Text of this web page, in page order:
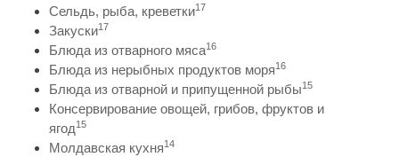
Сельдь, рыба, креветки17
Закуски17
Блюда из отварного мяса16
Блюда из нерыбных продуктов моря16
Блюда из отварной и припущенной рыбы15
Консервирование овощей, грибов, фруктов и
ягод15
Молдавская кухня14